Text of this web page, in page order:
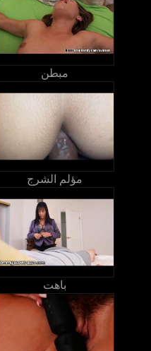
مبطن
مؤلم الشرج
باهت